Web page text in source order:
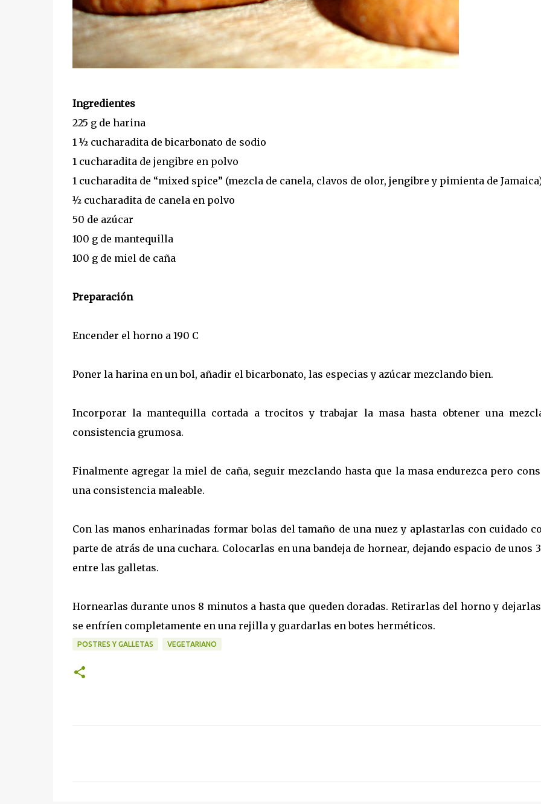
Ingredientes
225 g de harina
1 ½ cucharadita de bicarbonato de sodio
1 cucharadita de jengibre en polvo
1 cucharadita de “mixed spice” (mezcla de canela, clavos de olor, jengibre y pimienta de
½ cucharadita de canela en polvo
50 de azúcar
100 g de mantequilla
100 g de miel de caña
Preparación
Encender el horno a 190 C
Poner la harina en un bol, añadir el bicarbonato, las especias y azúcar mezclando bien.
Incorporar la mantequilla cortada a trocitos y trabajar la masa hasta obtener una
consistencia grumosa.
Finalmente agregar la miel de caña, seguir mezclando hasta que la masa endurezca pero
una consistencia maleable.
Con las manos enharinadas formar bolas del tamaño de una nuez y aplastarlas con cuidado
parte de atrás de una cuchara. Colocarlas en una bandeja de hornear, dejando espacio de unos
entre las galletas.
Hornearlas durante unos 8 minutos a hasta que queden doradas. Retirarlas del horno y
se enfríen completamente en una rejilla y guardarlas en botes herméticos.
POSTRES Y GALLETAS VEGETARIANO